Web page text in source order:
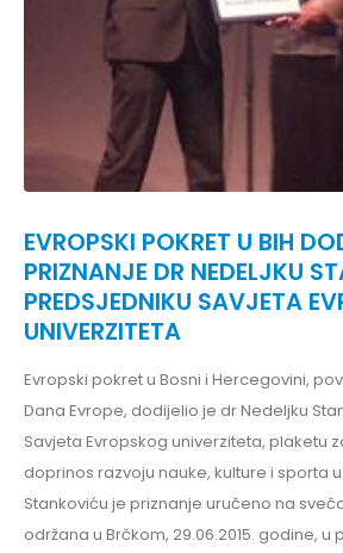
EVROPSKI POKRET U BIH
PRIZNANJE DR NEDELJKU
PREDSJEDNIKU SAVJETA
UNIVERZITETA
Evropski pokret u Bosni i Hercegovini,
Dana Evrope, dodijelio je dr Nedeljku
Savjeta Evropskog univerziteta, plaketu
doprinos razvoju nauke, kulture i sporta
Stankoviću je priznanje uručeno na
održana u Brčkom, 29.06.2015. godine,